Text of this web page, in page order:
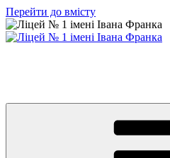
Перейти до вмісту